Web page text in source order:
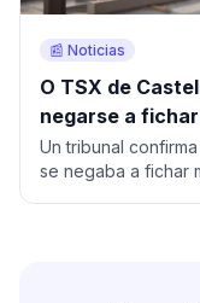
📰 Noticias
O TSX de
negarse a
despedimento
Un tribunal
se negaba a fichar